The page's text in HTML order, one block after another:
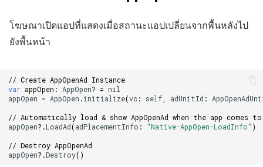
โฆษณาเปิดแอปที่แสดงเมื่อสถานะแอปเปลี่ยนจากพื้นหลังไป
ยังพื้นหน้า
// Create AppOpenAd Instance
var appOpen : AppOpen? = nil
appOpen = AppOpen .initialize(vc: self adUnitId :
// Automatically load & show AppOpenAd when the app comes
appOpen?.LoadAd(adPlacementInfo : "Native-AppOpen-LoadInfo" )
// Destroy AppOpenAd
appOpen?.Destroy()